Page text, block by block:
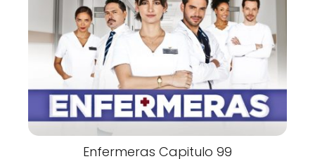
Enfermeras Capitulo 99